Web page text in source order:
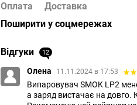
Оплата
Доставка
Поширити у соцмережах
Відгуки 12
Олена 11.11.2024 в 17:53
Випаровувач SMOK LP2
а заряд вистачає на довго.